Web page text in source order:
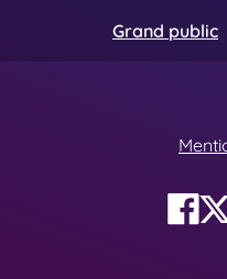
Grand public